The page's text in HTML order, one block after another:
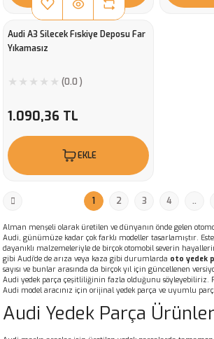
Audi A3 Silecek Fıskiye Deposu Far
Yıkamasız
(0.0 )
1.090,36 TL
EKLE
1 2 3 4 ..
Alman menşeli olarak üretilen ve dünyanın önde gelen
Audi, günümüze kadar çok farklı modeller tasarlamıştır.
dayanıklı malzemeleriyle de birçok otomobil severin
gibi Audi’de de arıza veya kaza gibi durumlarda oto yedek
sayısı ve bunlar arasında da birçok yıl için güncellenen
Audi yedek parça çeşitliliğinin fazla olduğunu söyleyebiliriz.
Audi model aracınız için orijinal yedek parça ve uyumlu
Audi Yedek Parça